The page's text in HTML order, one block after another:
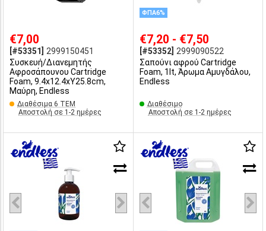
€7,00
[#53351]
2999150451
Συσκευή/Διανεμητής
Αφροσάπουνου Cartridge
Foam, 9.4x12.4xΥ25.8cm,
Μαύρη, Endless
Διαθέσιμα 6 ΤΕΜ
Αποστολή σε 1-2 ημέρες
ΦΠΑ6%
€7,20 - €7,50
[#53352] 2999090522
Σαπούνι αφρού Cartridge
Foam, 1lt, Άρωμα Αμυγδάλου,
Endless
Διαθέσιμο
Αποστολή σε 1-2 ημέρες